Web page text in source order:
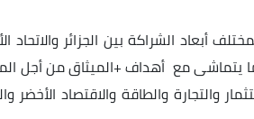
أبعاد الشراكة بين الجزائر والاتحاد
يتماشى مع أهداف +الميثاق من أجل
ميادين الاستثمار والتجارة والطاقة والاقتصاد